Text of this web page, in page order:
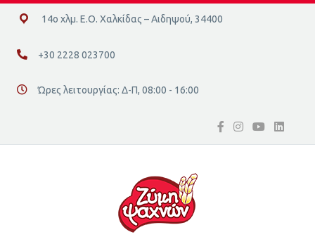
14ο χλμ. Ε.Ο. Χαλκίδας – Αιδηψού, 34400
14ο χλμ. Ε.Ο. Χαλκίδας – Αιδηψού, 34400
+30 2228 023700
+30 2228 023700
Διεύθυνση οδός 16, Ελλάδα
Ώρες λειτουργίας: Δ-Π, 08:00 - 16:00